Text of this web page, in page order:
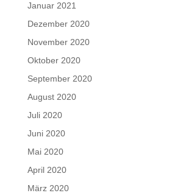
Januar 2021
Dezember 2020
November 2020
Oktober 2020
September 2020
August 2020
Juli 2020
Juni 2020
Mai 2020
April 2020
März 2020